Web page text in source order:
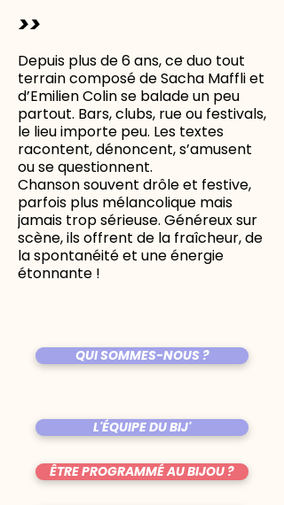
>>
Depuis plus de 6 ans, ce duo tout
terrain composé de Sacha Maffli et
d’Emilien Colin se balade un peu
partout. Bars, clubs, rue ou festivals,
le lieu importe peu. Les textes
racontent, dénoncent, s’amusent
ou se questionnent.
Chanson souvent drôle et festive,
parfois plus mélancolique mais
jamais trop sérieuse. Généreux sur
scène, ils offrent de la fraîcheur, de
la spontanéité et une énergie
étonnante !
QUI SOMMES-NOUS ?
L'ÉQUIPE DU BIJ'
ÊTRE PROGRAMMÉ AU BIJOU ?